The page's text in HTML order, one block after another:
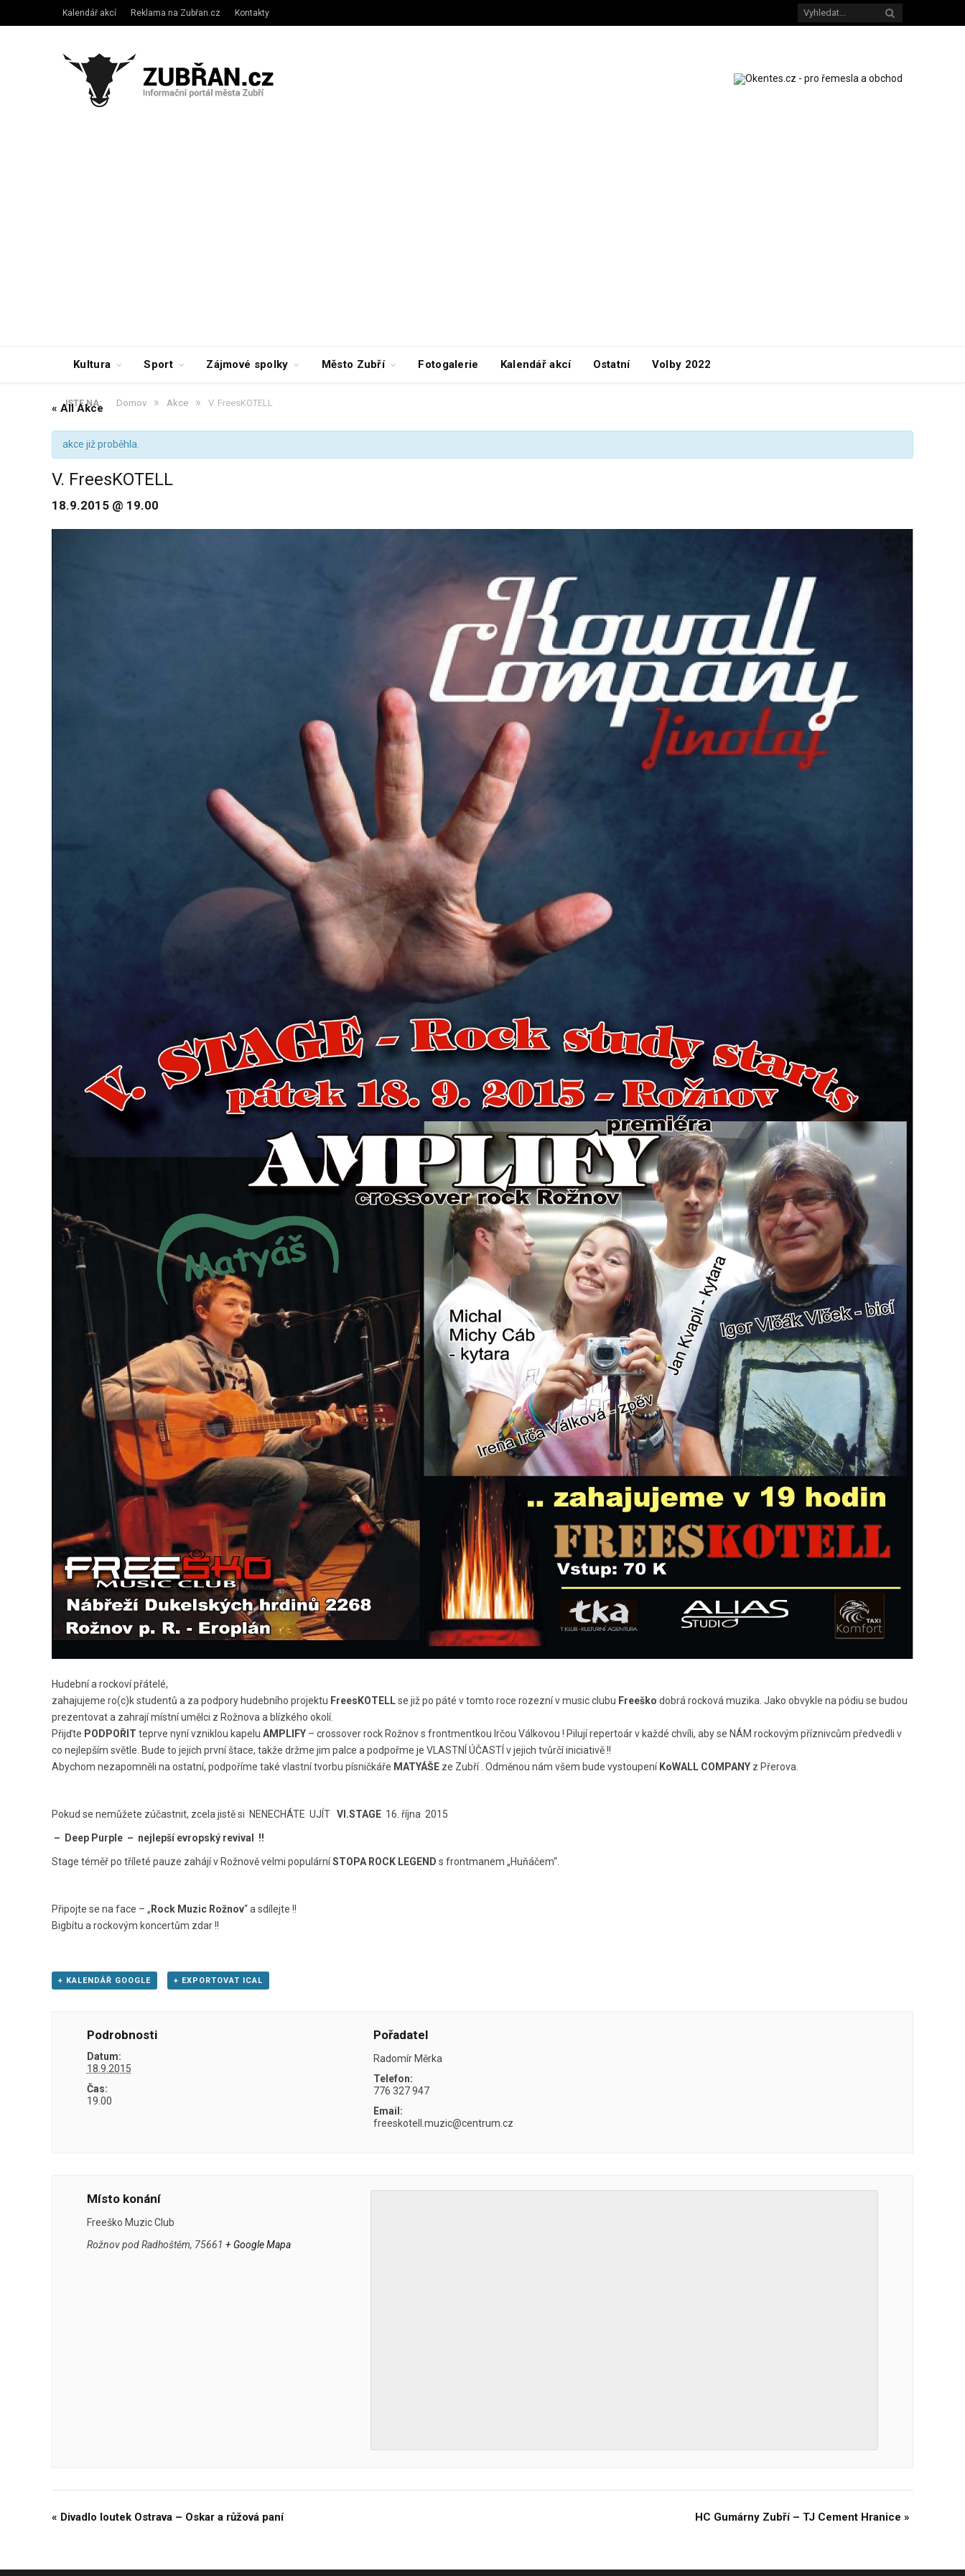
Kalendář akcí Reklama na Zubřan.cz Kontakty
Kultura Sport Zájmové spolky Město Zubří Fotogalerie Kalendář akcí Ostatní Volby 2022
JSTE NA: Domov » Akce » V. FreesKOTELL
« All Akce
akce již proběhla.
V. FreesKOTELL
18.9.2015 @ 19.00
Hudební a rockoví přátelé,
zahajujeme ro(c)k studentů a za podpory hudebního projektu FreesKOTELLse již po páté v tomto roce rozezní v music clubu Freeško dobrá rocková muzika. Jako obvykle na pódiu se budou
prezentovat a zahrají místní umělci z Rožnova a blízkého okolí.
Přijďte PODPOŘIT teprve nyní vzniklou kapelu AMPLIFY – crossover rock Rožnov s frontmentkou Irčou Válkovou ! Pilují repertoár v každé chvíli, aby se NÁM rockovým příznivcům předvedli v
co nejlepším světle. Bude to jejich první štace, takže držme jim palce a podpořme je VLASTNÍ ÚČASTÍ v jejich tvůrčí iniciativě !!
Abychom nezapomněli na ostatní, podpoříme také vlastní tvorbu písničkáře MATYÁŠE ze Zubří . Odměnou nám všem bude vystoupení KoWALL COMPANY z Přerova.
Pokud se nemůžete zúčastnit, zcela jistě si NENECHÁTE UJÍT VI.STAGE 16. října 2015
– Deep Purple – nejlepší evropský revival !!
Stage téměř po tříleté pauze zahájí v Rožnově velmi populárníSTOPA ROCK LEGEND s frontmanem „Huňáčem“.
Připojte se na face – „ Rock Muzic Rožnov“ a sdílejte !!
Bigbítu a rockovým koncertům zdar !!
+ KALENDÁŘ GOOGLE + EXPORTOVAT ICAL
Podrobnosti
Datum:
18.9.2015
Čas:
19.00
Pořadatel
Radomír Měrka
Telefon:
776 327 947
Email:
freeskotell.muzic@centrum.cz
Místo konání
Freeško Muzic Club
Rožnov pod Radhoštěm, 75661 + Google Mapa
Navigace
« Divadlo loutek Ostrava – Oskar a růžová paní HC Gumárny Zubří – TJ Cement Hranice »